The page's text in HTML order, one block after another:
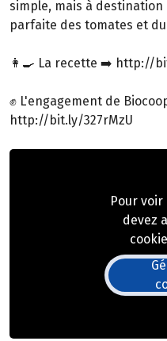
simple, mais à destination
parfaite des tomates et
👩‍🍳 La recette ➡️ http://
✊ L'engagement de
http://bit.ly/327rMzU
Pour voir
devez